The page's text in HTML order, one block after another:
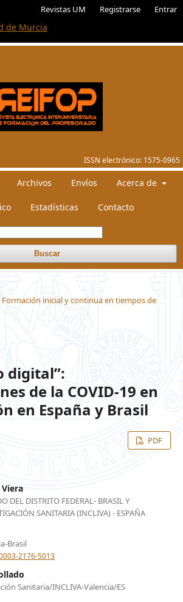
Revistas UM Registrarse Entrar
ISSN electrónico: 1575-0965
Archivos Envíos Acerca de
Estadísticas Contacto
Buscar
Formación inicial y continua en tiempos de
digital”:
de la COVID-19 en
en España y Brasil
PDF
DEL DISTRITO FEDERAL- BRASIL Y
SANITARIA (INCLIVA) - ESPAÑA
Brasil
2176-5013
Sanitaria/INCLIVA-Valencia/ES